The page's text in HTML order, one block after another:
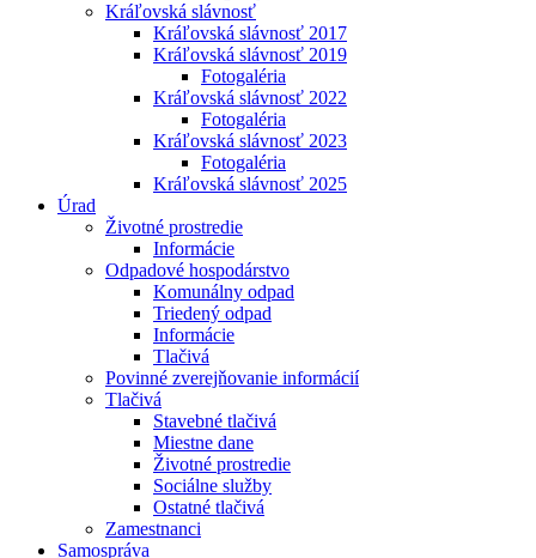
Kráľovská slávnosť
Kráľovská slávnosť 2017
Kráľovská slávnosť 2019
Fotogaléria
Kráľovská slávnosť 2022
Fotogaléria
Kráľovská slávnosť 2023
Fotogaléria
Kráľovská slávnosť 2025
Úrad
Životné prostredie
Informácie
Odpadové hospodárstvo
Komunálny odpad
Triedený odpad
Informácie
Tlačivá
Povinné zverejňovanie informácií
Tlačivá
Stavebné tlačivá
Miestne dane
Životné prostredie
Sociálne služby
Ostatné tlačivá
Zamestnanci
Samospráva